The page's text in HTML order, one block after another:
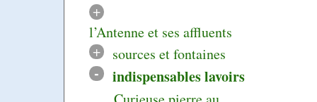
+
l’Antenne et ses affluents
+
sources et fontaines
- indispensables lavoirs